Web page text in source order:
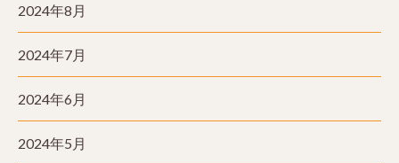
2024年8月
2024年7月
2024年6月
2024年5月